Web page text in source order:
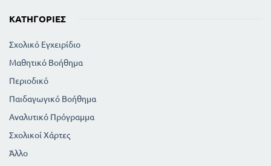
ΚΑΤΗΓΟΡΊΕΣ
Σχολικό Εγχειρίδιο
Μαθητικό Βοήθημα
Περιοδικό
Παιδαγωγικό Βοήθημα
Αναλυτικό Πρόγραμμα
Σχολικοί Χάρτες
Άλλο